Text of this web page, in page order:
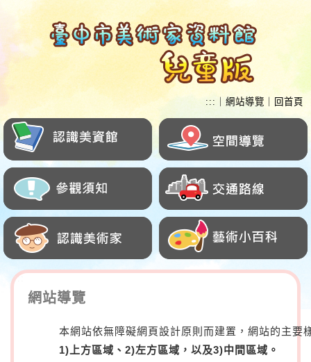
要
內
塊
::: 網站導覽 回首頁
:::
網站導覽
本網站依無障礙網頁設計原則而建置，網站的主要
1)上方區域、2)左方區域，以及3)中間區域。